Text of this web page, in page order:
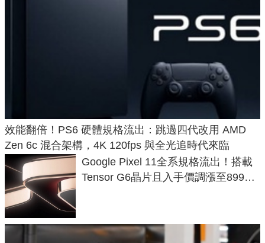
效能翻倍！PS6 硬體規格流出：跳過四代改用 AMD
Zen 6c 混合架構，4K 120fps 與全光追時代來臨
Google Pixel 11全系規格流出！搭載
Tensor G6晶片且入手價調漲至899美